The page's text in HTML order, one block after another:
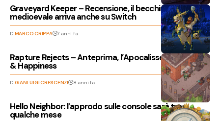
Graveyard Keeper – Recensione, il becchino
medioevale arriva anche su Switch
DiMARCO CRIPPA 7 anni fa
Rapture Rejects – Anteprima, l’Apocalisse di Cyanide
& Happiness
DiGIANLUIGI CRESCENZI 8 anni fa
Hello Neighbor: l’approdo sulle console sarà tra
qualche mese